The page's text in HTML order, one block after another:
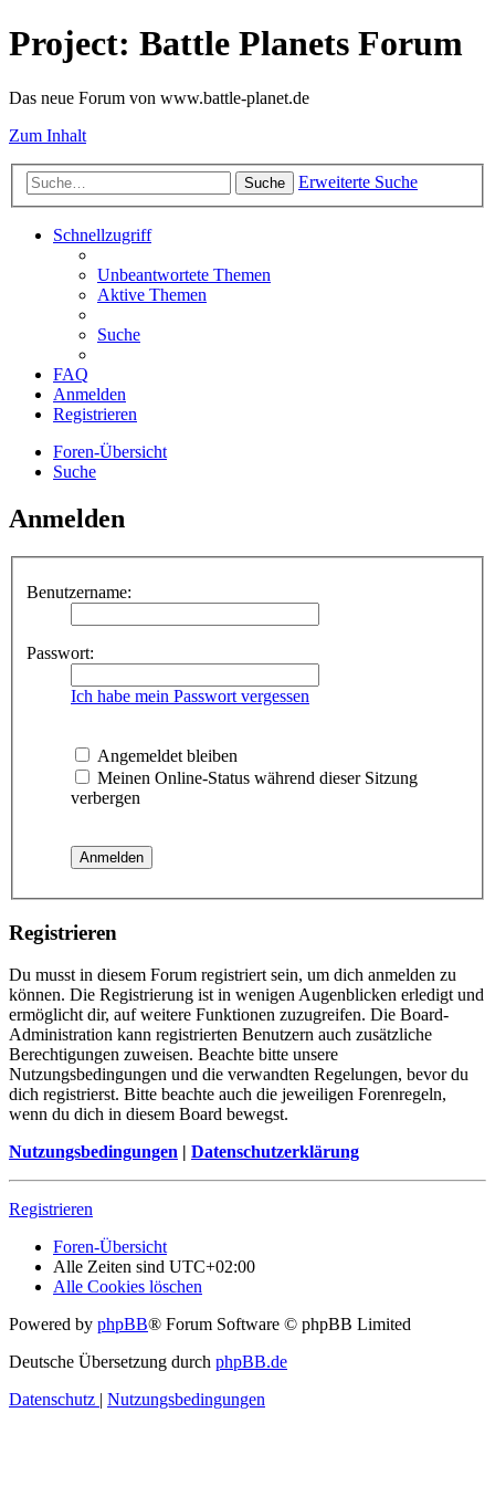
Project: Battle Planets Forum
Das neue Forum von www.battle-planet.de
Zum Inhalt
Suche Erweiterte Suche
Schnellzugriff
Unbeantwortete Themen
Aktive Themen
Suche
FAQ
Anmelden
Registrieren
Foren-Übersicht
Suche
Anmelden
Benutzername:
Passwort:
Ich habe mein Passwort vergessen
Angemeldet bleiben
Meinen Online-Status während dieser Sitzung
verbergen
Registrieren
Du musst in diesem Forum registriert sein, um dich anmelden zu
können. Die Registrierung ist in wenigen Augenblicken erledigt und
ermöglicht dir, auf weitere Funktionen zuzugreifen. Die Board-
Administration kann registrierten Benutzern auch zusätzliche
Berechtigungen zuweisen. Beachte bitte unsere
Nutzungsbedingungen und die verwandten Regelungen, bevor du
dich registrierst. Bitte beachte auch die jeweiligen Forenregeln,
wenn du dich in diesem Board bewegst.
Nutzungsbedingungen | Datenschutzerklärung
Registrieren
Foren-Übersicht
Alle Zeiten sind UTC+02:00
Alle Cookies löschen
Powered by phpBB® Forum Software © phpBB Limited
Deutsche Übersetzung durch phpBB.de
Datenschutz | Nutzungsbedingungen